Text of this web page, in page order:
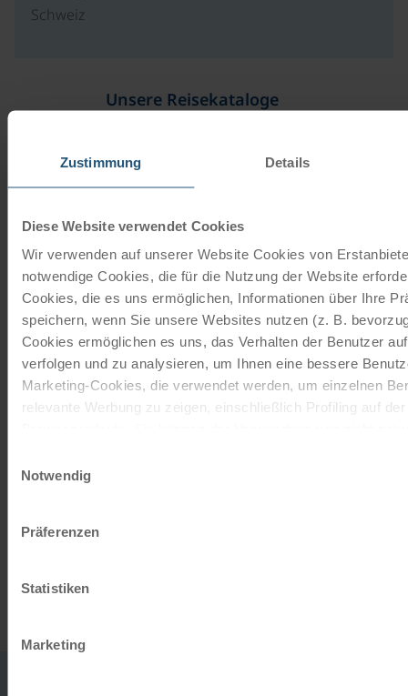
Zustimmung Details
Diese Website verwendet Cookies
Wir verwenden auf unserer Website Cookies von
notwendige Cookies, die für die Nutzung der Website
Cookies, die es uns ermöglichen, Informationen über Ihre
speichern, wenn Sie unsere Websites nutzen (z. B.
Cookies ermöglichen es uns, das Verhalten der Benutzer
verfolgen und zu analysieren, um Ihnen eine bessere
Marketing-Cookies, die verwendet werden, um einzelnen
relevante Werbung zu zeigen, einschließlich Profiling auf
entscheiden, nur notwendige Cookies zu verwenden, indem
Impressum
Notwendig
Präferenzen
Statistiken
Marketing
Schweiz
Unsere Reisekataloge
Radkreuzfahrten
Schenken Sie unvergessliche
Momente!
Mit einem Reisegutschein haben Sie
immer das passende Geschenk.